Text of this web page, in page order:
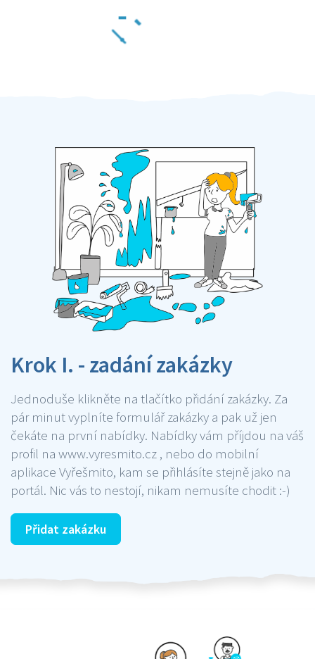
Krok I. - zadání zakázky
Jednoduše klikněte na tlačítko přidání zakázky. Za
pár minut vyplníte formulář zakázky a pak už jen
čekáte na první nabídky. Nabídky vám příjdou na váš
profil na www.vyresmito.cz , nebo do mobilní
aplikace Vyřešmito, kam se přihlásíte stejně jako na
portál. Nic vás to nestojí, nikam nemusíte chodit :-)
Přidat zakázku